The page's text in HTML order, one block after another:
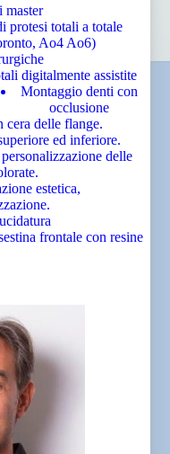
master
protesi totali a totale
Ao4 Ao6)
digitalmente assistite
Montaggio denti con
occlusione
cera delle flange.
ed inferiore.
delle
estetica,
frontale con resine